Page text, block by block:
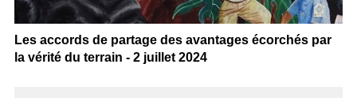
Les accords de partage des avantages écorchés par
la vérité du terrain - 2 juillet 2024